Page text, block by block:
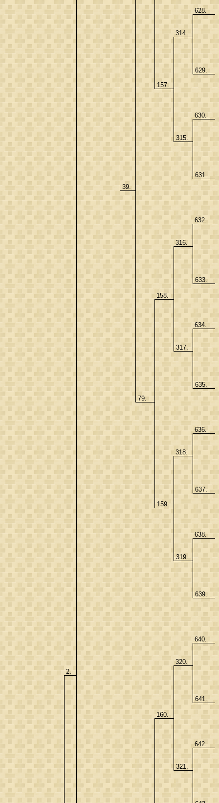
2.
39.
157.
314.
628.
629.
315.
630.
631.
79.
158.
316.
632.
633.
317.
634.
635.
159.
318.
636.
637.
319.
638.
639.
160.
320.
640.
641.
321.
642.